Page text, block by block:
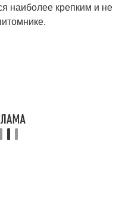
наиболее крепким и не